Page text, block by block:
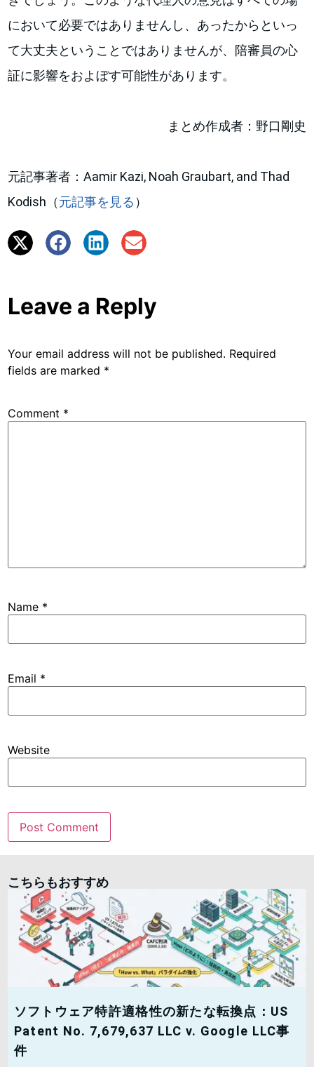
において必要ではありませんし、あったからといっ
て大丈夫ということではありませんが、陪審員の心
証に影響をおよぼす可能性があります。
まとめ作成者：野口剛史
元記事著者：Aamir Kazi, Noah Graubart, and Thad
Kodish（元記事を見る ）
Leave a Reply
Your email address will not be published. Required
fields are marked *
Comment *
Name *
Email *
Website
こちらもおすすめ
ソフトウェア特許適格性の新たな転換点：US
Patent No. 7,679,637 LLC v. Google LLC事
件